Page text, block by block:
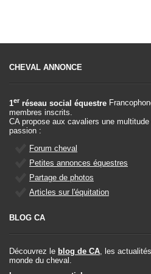
CHEVAL ANNONCE
1er réseau social équestre
membres inscrits.
CA propose aux cavaliers une multitude
passion :
Forum cheval
Petites annonces équestres
Partage de photos
Articles sur l'équitation
BLOG CA
Découvrez le blog de CA , les
monde du cheval.